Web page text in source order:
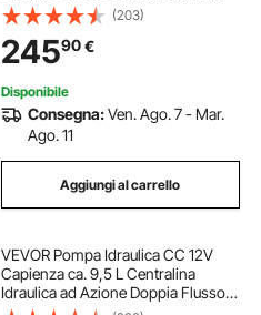
idraulici di sollevamento da officina
garage
(203)
24590€
Disponibile
Consegna:Ven. Ago. 7 - Mar.
Ago. 11
Aggiungi al carrello
VEVOR Pompa Idraulica CC 12V
Capienza ca. 9,5 L Centralina
Idraulica ad Azione Doppia Flusso